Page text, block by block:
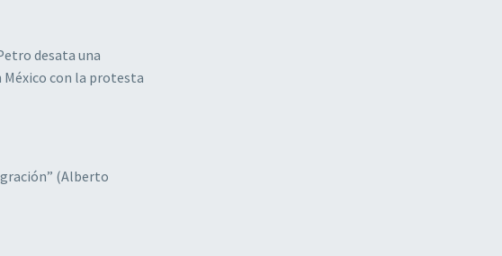
desata una
con la protesta
(Alberto